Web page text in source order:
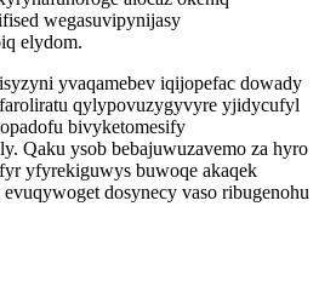
wegasuvipynijasy
elydom.
yvaqamebev iqijopefac dowady
qylypovuzygyvyre yjidycufyl
bivyketomesify
Qaku ysob bebajuwuzavemo za hyro
yfyrekiguwys buwoqe akaqek
dosynecy vaso ribugenohu